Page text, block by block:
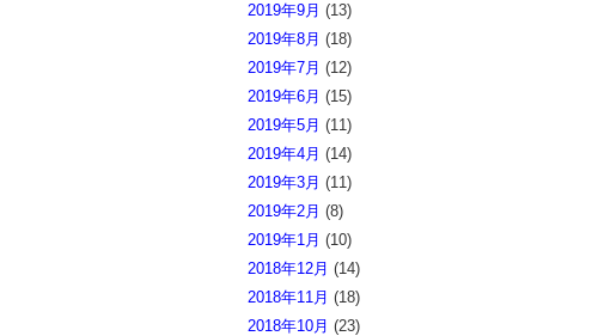
2019年9月 (13)
2019年8月 (18)
2019年7月 (12)
2019年6月 (15)
2019年5月 (11)
2019年4月 (14)
2019年3月 (11)
2019年2月 (8)
2019年1月 (10)
2018年12月 (14)
2018年11月 (18)
2018年10月 (23)